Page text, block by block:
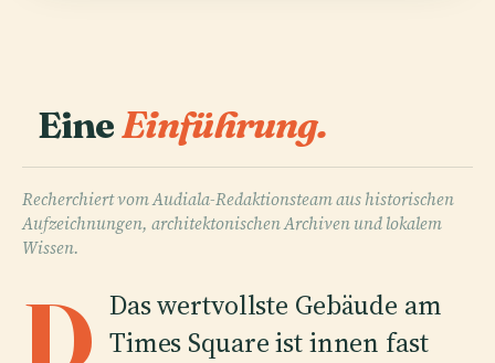
EineEinführung.
Recherchiert vom Audiala-Redaktionsteam aus historischen
Aufzeichnungen, architektonischen Archiven und lokalem
Wissen.
D Das wertvollste Gebäude am
Times Square ist innen fast